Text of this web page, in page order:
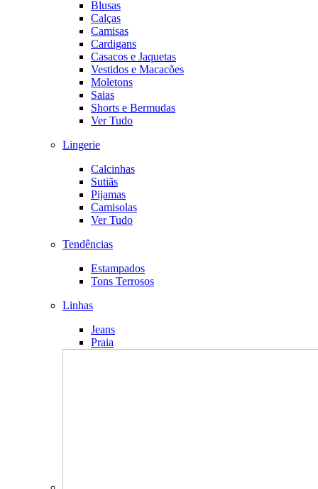
Blusas
Calças
Camisas
Cardigans
Casacos e Jaquetas
Vestidos e Macacões
Moletons
Saias
Shorts e Bermudas
Ver Tudo
Lingerie
Calcinhas
Sutiãs
Pijamas
Camisolas
Ver Tudo
Tendências
Estampados
Tons Terrosos
Linhas
Jeans
Praia